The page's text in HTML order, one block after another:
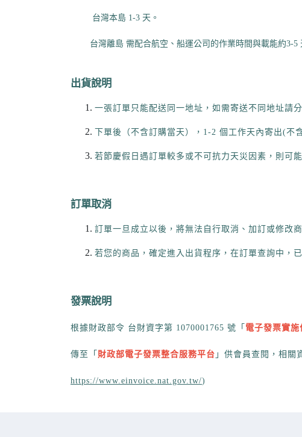
         台灣本島 1-3 天
。
台灣離島 需配合航空、船運公司的作業時間與載能約3-5
出貨說明
一張訂單只能配送同一地址，如需寄送不同地址請分
下單後（不含訂購當天），1-2 個工作天內寄出(
若節慶假日遇訂單較多或不可抗力天災因素，則可能
訂單取消
訂單一旦成立以後，將無法自行取消、加訂或修改
若您的商品，確定進入出貨程序，在訂單查詢中，
發票說明
根據財政部令 台財資字第 1070001765 號「 電子發票實施
傳至「 財政部電子發票整合服務平台 」供會員查閱，相關
https://www.einvoice.nat.gov.tw/)